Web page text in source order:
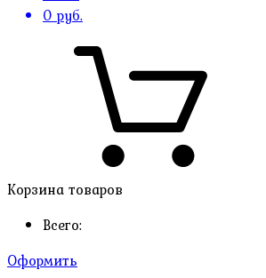
0 руб.
Корзина товаров
Всего:
Оформить